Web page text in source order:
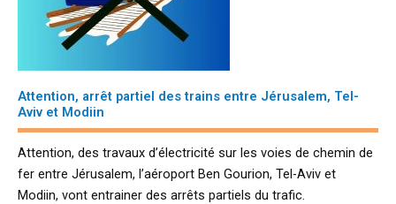
Attention, arrêt partiel des trains entre Jérusalem, Tel-
Aviv et Modiin
Attention, des travaux d’électricité sur les voies de chemin de
fer entre Jérusalem, l’aéroport Ben Gourion, Tel-Aviv et
Modiin, vont entrainer des arrêts partiels du trafic.